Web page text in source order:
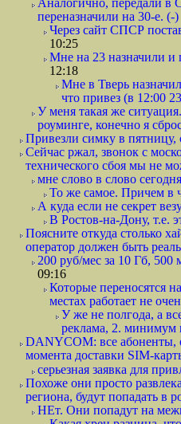
Аналогично, передали в
переназначили на 30-е. (-)
Через сайт СПСР
10:25
Мне на 23 назначили
12:18
Мне в Тверь
что привез (в 12:00
У меня такая же
роуминге, конечно я
Привезли симку в пятницу,
Сейчас ржал, звонок с
технического сбоя мы не
мне слово в слово
То же самое. Причем в
А куда если не секрет
В Ростов-на-Дону, т.е.
Поясните откуда столько
оператор должен быть
200 руб/мес за 10 Гб,
09:16
Которые переносятся
местах работает не
У же не полгода, а
реклама, 2. минимум
DANYCOM: все абоненты,
момента доставки SIM-
серьезная заявка для
Похоже они просто
региона, будут попадать в
НЕт. Они попадут на